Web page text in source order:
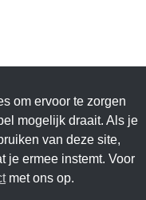
om ervoor te zorgen
mogelijk draait. Als je
van deze site,
je ermee instemt. Voor
met ons op.